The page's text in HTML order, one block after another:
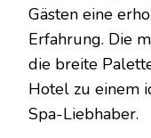
Gästen eine
Erfahrung. Die
die breite
Hotel zu einem
Spa-Liebhaber.